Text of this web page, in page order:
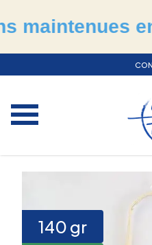
en
140 gr